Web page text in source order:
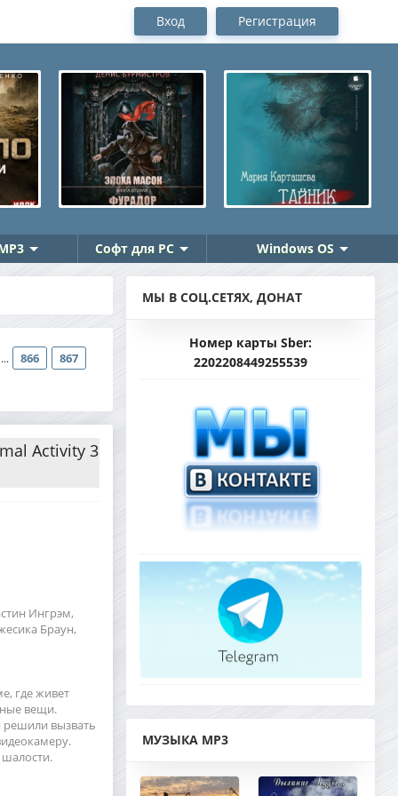
Вход Регистрация
Софт для PC Windows OS
... 866 867
Activity 3
Ингрэм,
Браун,
где живет
вещи.
решили вызвать
шалости.
МЫ В СОЦ.СЕТЯХ, ДОНАТ
Номер карты Sber:
2202208449255539
МУЗЫКА MP3